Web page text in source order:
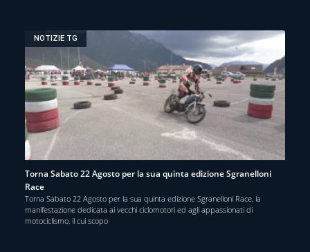
NOTIZIE TG
Torna Sabato 22 Agosto per la sua quinta edizione Sgranelloni
Race
Torna Sabato 22 Agosto per la sua quinta edizione Sgranelloni Race, la
manifestazione dedicata ai vecchi ciclomotori ed agli appassionati di
motociclismo, il cui scopo